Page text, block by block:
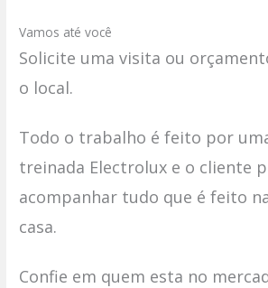
Vamos até você
Solicite uma visita ou
o local.
Todo o trabalho é feito por
treinada Electrolux e o cliente
acompanhar tudo que é feito
casa.
Confie em quem esta no